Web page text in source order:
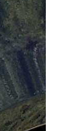
ム/ステンレス_パ
ス_パーツ・ハリア
_パーツ・クルー
ーツ・マトリック
バロン_クローム/
ツ・ＬＸ４７０_カ
/ステンレス・ＥＳ